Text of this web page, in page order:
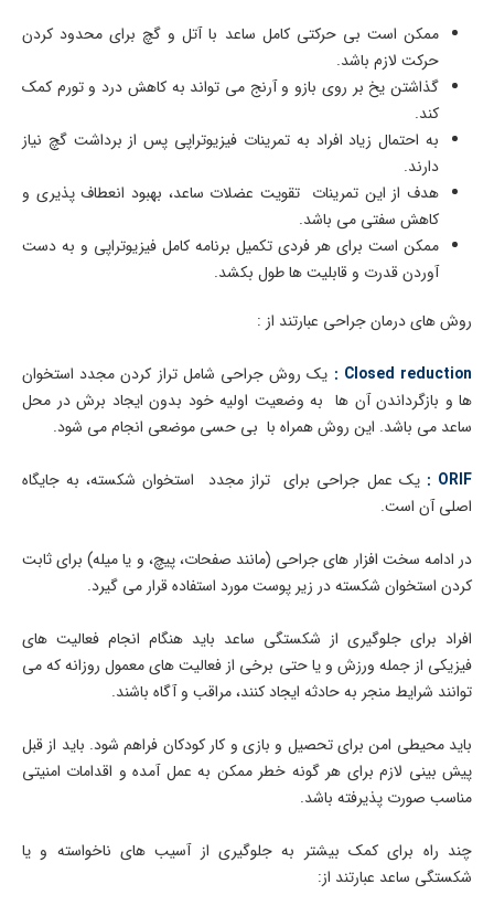
ممکن است بی حرکتی کامل ساعد با آتل و گچ برای محدود کردن
حرکت لازم باشد.
گذاشتن یخ بر روی بازو و آرنج می تواند به کاهش درد و تورم کمک
کند.
به احتمال زیاد افراد به تمرینات فیزیوتراپی پس از برداشت گچ نیاز
دارند.
هدف از این تمرینات تقویت عضلات ساعد، بهبود انعطاف پذیری و
کاهش سفتی می باشد.
ممکن است برای هر فردی تکمیل برنامه کامل فیزیوتراپی و به دست
آوردن قدرت و قابلیت ها طول بکشد.
روش های درمان جراحی عبارتند از :
Closed reduction :
یک روش جراحی شامل تراز کردن مجدد استخوان
ها و بازگرداندن آن ها به وضعیت اولیه خود بدون ایجاد برش در محل
ساعد می باشد. این روش همراه با بی حسی موضعی انجام می شود.
ORIF :
یک عمل جراحی برای تراز مجدد استخوان شکسته، به جایگاه
اصلی آن است.
در ادامه سخت افزار های جراحی (مانند صفحات، پیچ، و یا میله) برای ثابت
کردن استخوان شکسته در زیر پوست مورد استفاده قرار می گیرد.
افراد برای جلوگیری از شکستگی ساعد باید هنگام انجام فعالیت های
فیزیکی از جمله ورزش و یا حتی برخی از فعالیت های معمول روزانه که می
توانند شرایط منجر به حادثه ایجاد کنند، مراقب و آگاه باشند.
باید محیطی امن برای تحصیل و بازی و کار کودکان فراهم شود. باید از قبل
پیش بینی لازم برای هر گونه خطر ممکن به عمل آمده و اقدامات امنیتی
مناسب صورت پذیرفته باشد.
چند راه برای کمک بیشتر به جلوگیری از آسیب های ناخواسته و یا
شکستگی ساعد عبارتند از: